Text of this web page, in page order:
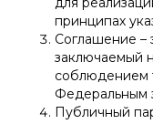
принципах
Соглашение –
заключаемый
соблюдением
Федеральным
Публичный